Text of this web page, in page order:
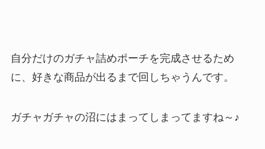
自分だけのガチャ詰めポーチを完成させるため
に、好きな商品が出るまで回しちゃうんです。
ガチャガチャの沼にはまってしまってますね～♪